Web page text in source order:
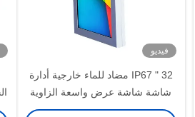
فيديو
32 " IP67 مضاد للماء خارجية أدارة
شاشة شاشة عرض واسعة الزاوية
المخصصة